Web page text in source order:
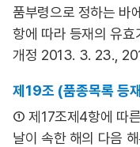
품부령으로 정하는 바
항에 따라 등재의 유
개정 2013. 3. 23.,
제19조 (품종목록 등
① 제17조제4항에 따
날이 속한 해의 다음